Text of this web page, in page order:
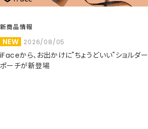
新商品情報
NEW 2026/08/05
iFaceから、お出かけに"ちょうどいい"ショルダー
ポーチが新登場